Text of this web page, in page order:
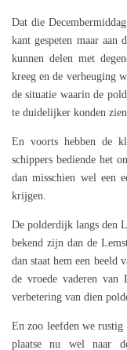
Dat die
kant gespeten maar aan
kunnen delen met
kreeg en de verheuging
de situatie waarin de
te duidelijker konden zien.
En voorts hebben de
schippers bediende het
dan misschien wel een
krijgen.
De polderdijk langs den
bekend zijn dan de
dan staat hem een beeld
de vroede vaderen van
verbetering van dien
En zoo leefden we rustig
plaatse nu wel naar